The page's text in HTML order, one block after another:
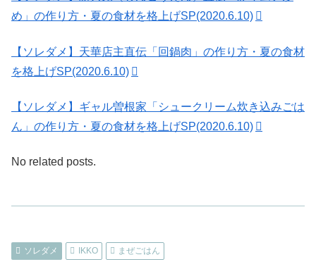
め」の作り方・夏の食材を格上げSP(2020.6.10)
【ソレダメ】天華店主直伝「回鍋肉」の作り方・夏の食材
を格上げSP(2020.6.10)
【ソレダメ】ギャル曽根家「シュークリーム炊き込みごは
ん」の作り方・夏の食材を格上げSP(2020.6.10)
No related posts.
ソレダメ IKKO まぜごはん